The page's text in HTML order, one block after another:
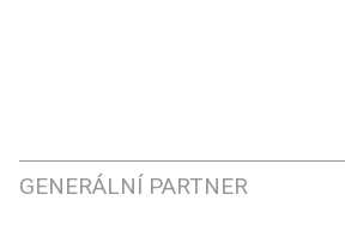
GENERÁLNÍ PARTNER